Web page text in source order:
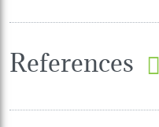
References